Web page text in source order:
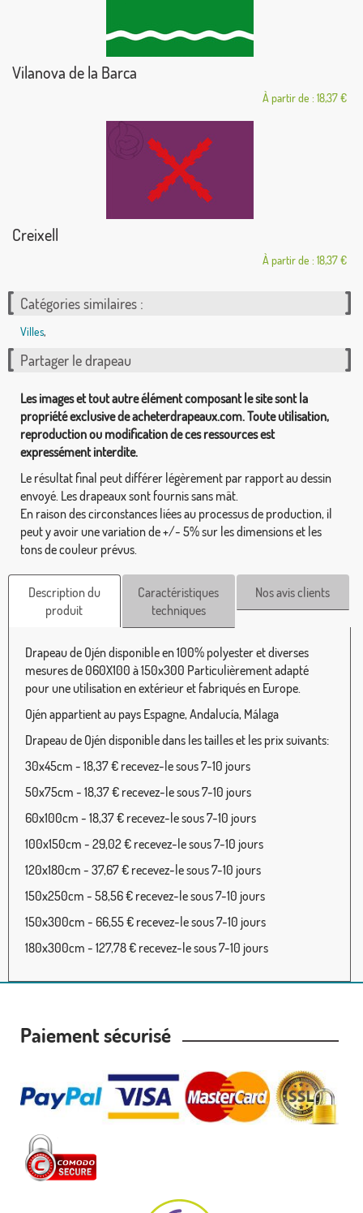
Vilanova de la Barca
À partir de : 18,37 €
Creixell
À partir de : 18,37 €
Catégories similaires :
Villes,
Partager le drapeau
Les images et tout autre élément composant le site sont la
propriété exclusive de acheterdrapeaux.com. Toute utilisation,
reproduction ou modification de ces ressources est
expressément interdite.
Le résultat final peut différer légèrement par rapport au dessin
envoyé. Les drapeaux sont fournis sans mât.
En raison des circonstances liées au processus de production, il
peut y avoir une variation de +/- 5% sur les dimensions et les
tons de couleur prévus.
Description du
produit
Caractéristiques
techniques
Nos avis clients
Drapeau de Ojén disponible en 100% polyester et diverses
mesures de 060X100 à 150x300 Particulièrement adapté
pour une utilisation en extérieur et fabriqués en Europe.
Ojén appartient au pays Espagne, Andalucía, Málaga
Drapeau de Ojén disponible dans les tailles et les prix suivants:
30x45cm - 18,37 € recevez-le sous 7-10 jours
50x75cm - 18,37 € recevez-le sous 7-10 jours
60x100cm - 18,37 € recevez-le sous 7-10 jours
100x150cm - 29,02 € recevez-le sous 7-10 jours
120x180cm - 37,67 € recevez-le sous 7-10 jours
150x250cm - 58,56 € recevez-le sous 7-10 jours
150x300cm - 66,55 € recevez-le sous 7-10 jours
180x300cm - 127,78 € recevez-le sous 7-10 jours
Paiement sécurisé